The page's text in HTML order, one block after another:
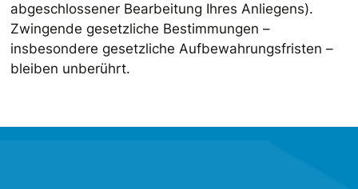
abgeschlossener Bearbeitung Ihres Anliegens).
Zwingende gesetzliche Bestimmungen –
insbesondere gesetzliche Aufbewahrungsfristen –
bleiben unberührt.